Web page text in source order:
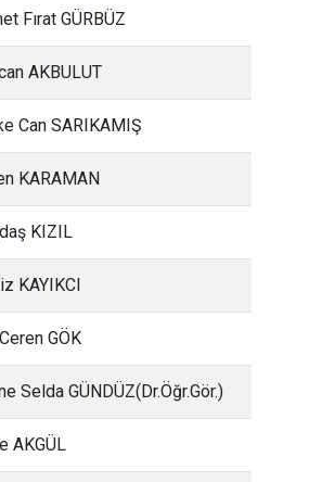
Fırat GÜRBÜZ
AKBULUT
Can SARIKAMIŞ
KARAMAN
KIZIL
KAYIKCI
GÖK
Selda GÜNDÜZ(Dr.Öğr.Gör.)
AKGÜL